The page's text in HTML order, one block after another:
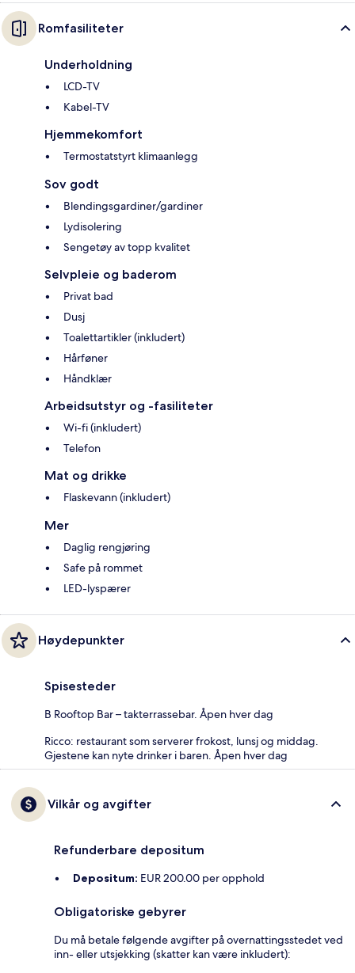
Romfasiliteter
Underholdning
LCD-TV
Kabel-TV
Hjemmekomfort
Termostatstyrt klimaanlegg
Sov godt
Blendingsgardiner/gardiner
Lydisolering
Sengetøy av topp kvalitet
Selvpleie og baderom
Privat bad
Dusj
Toalettartikler (inkludert)
Hårføner
Håndklær
Arbeidsutstyr og -fasiliteter
Wi-fi (inkludert)
Telefon
Mat og drikke
Flaskevann (inkludert)
Mer
Daglig rengjøring
Safe på rommet
LED-lyspærer
Høydepunkter
Spisesteder
B Rooftop Bar – takterrassebar. Åpen hver dag
Ricco: restaurant som serverer frokost, lunsj og middag.
Gjestene kan nyte drinker i baren. Åpen hver dag
Vilkår og avgifter
Refunderbare depositum
Depositum: EUR 200.00 per opphold
Obligatoriske gebyrer
Du må betale følgende avgifter på overnattingsstedet ved
inn- eller utsjekking (skatter kan være inkludert):